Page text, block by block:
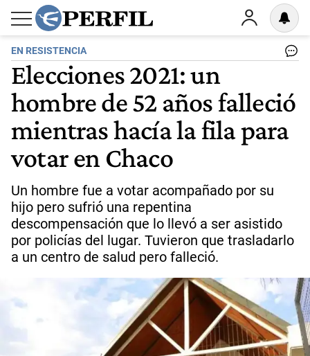
EN RESISTENCIA
Elecciones 2021: un
hombre de 52 años falleció
mientras hacía la fila para
votar en Chaco
Un hombre fue a votar acompañado por su
hijo pero sufrió una repentina
descompensación que lo llevó a ser asistido
por policías del lugar. Tuvieron que trasladarlo
a un centro de salud pero falleció.